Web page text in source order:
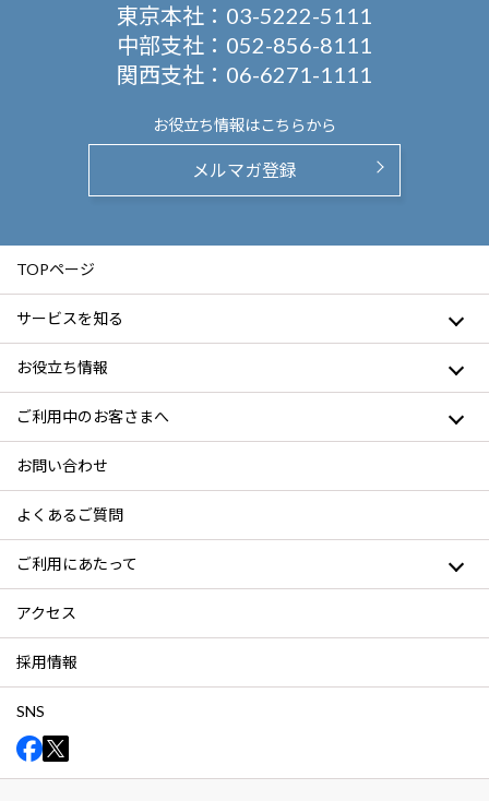
東京本社： 03-5222-5111
中部支社： 052-856-8111
関西支社： 06-6271-1111
お役立ち情報はこちらから
メルマガ登録
TOPページ
サービスを知る
お役立ち情報
ご利用中のお客さまへ
お問い合わせ
よくあるご質問
ご利用にあたって
アクセス
採用情報
SNS